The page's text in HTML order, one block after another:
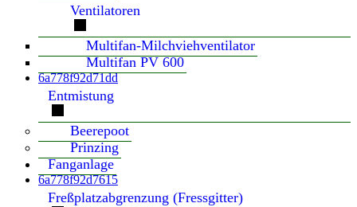
Ventilatoren
Multifan-Milchviehventilator
Multifan PV 600
6a778f92d71dd
Entmistung
Beerepoot
Prinzing
Fanganlage
6a778f92d7615
Freßplatzabgrenzung (Fressgitter)